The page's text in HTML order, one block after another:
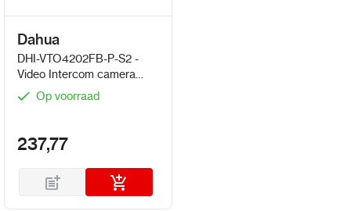
Dahua
DHI-VTO4202FB-P-S2 -
Video Intercom camera
2MPOp voorraad
237,77